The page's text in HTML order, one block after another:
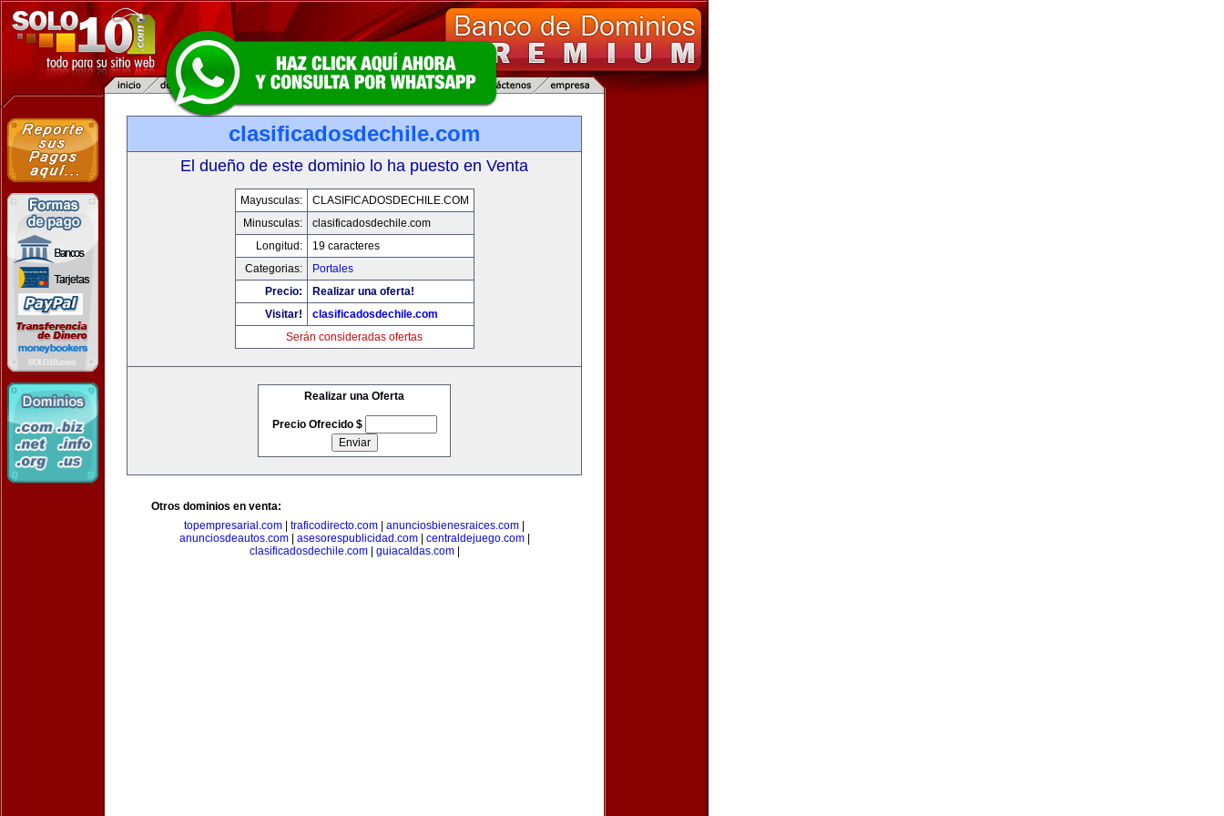
clasificadosdechile.com
El dueño de este dominio lo ha puesto en Venta
Mayusculas:
CLASIFICADOSDECHILE.COM
Minusculas:
clasificadosdechile.com
Longitud:
19 caracteres
Categorias:
Portales
Precio:
Realizar una oferta!
Visitar!
clasificadosdechile.com
Serán consideradas ofertas
Realizar una Oferta
Precio Ofrecido $
Otros dominios en venta:
topempresarial.com
traficodirecto.com anunciosbienesraices.com
anunciosdeautos.com| asesorespublicidad.com| centraldejuego.com|
clasificadosdechile.com| guiacaldas.com|